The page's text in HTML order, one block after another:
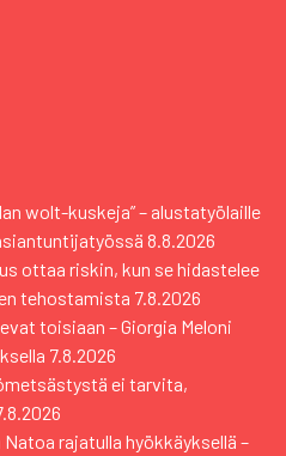
wolt-kuskeja” – alustatyölaille
8.8.2026
ottaa riskin, kun se hidastelee
tehostamista 7.8.2026
toisiaan – Giorgia Meloni
7.8.2026
ei tarvita,
rajatulla hyökkäyksellä –